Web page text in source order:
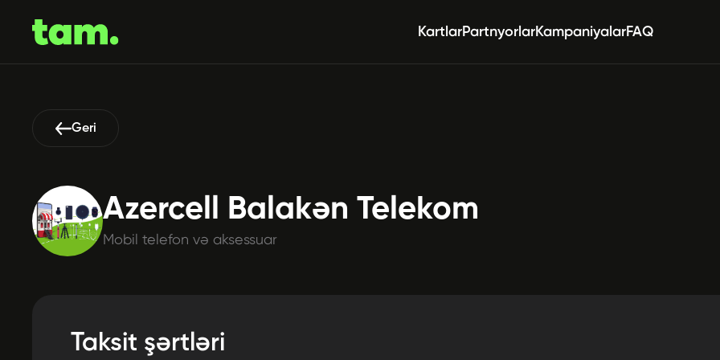
KartlarPartnyorlarKampaniyalarFAQ
Geri
Azercell Balakən Telekom
Mobil telefon və aksessuar
Taksit şərtləri